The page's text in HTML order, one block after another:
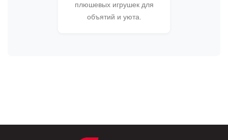
плюшевых игрушек для
объятий и уюта.